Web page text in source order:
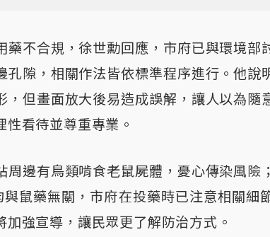
藥不合規，徐世勳回應，市府已與環境部
孔隙，相關作法皆依標準程序進行。他說
，但畫面放大後易造成誤解，讓人以為隨
看待並尊重專業。
周邊有鳥類啃食老鼠屍體，憂心傳染風險
鼠藥無關，市府在投藥時已注意相關細
強宣導，讓民眾更了解防治方式。